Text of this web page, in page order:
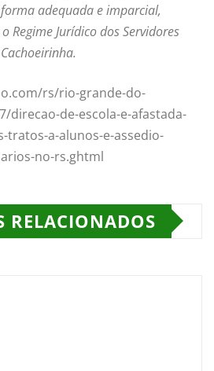
adequada e imparcial,
Regime Jurídico dos Servidores
rs/rio-grande-do-
direcao-de-escola-e-afastada-
tratos-a-alunos-e-assedio-
no-rs.ghtml
RELACIONADOS